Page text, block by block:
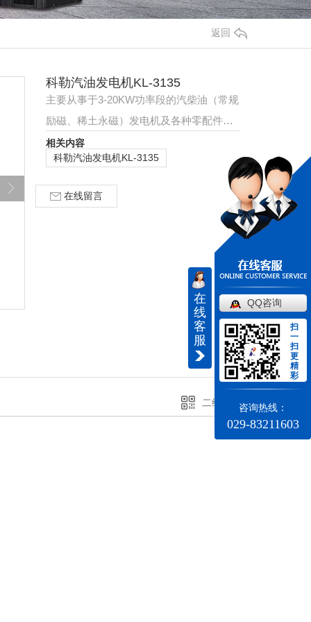
返回
科勒汽油发电机KL-3135
主要从事于3-20KW功率段的汽柴油（常规
励磁、稀土永磁）发电机及各种零配件、
电力配套设备的生产与销售。公司先后获
得美国科勒、美…
相关内容
科勒汽油发电机KL-3135
在线留言
二维码分享
在
线
客
服
QQ咨询
扫
一
扫
更
精
彩
咨询热线：
029-83211603